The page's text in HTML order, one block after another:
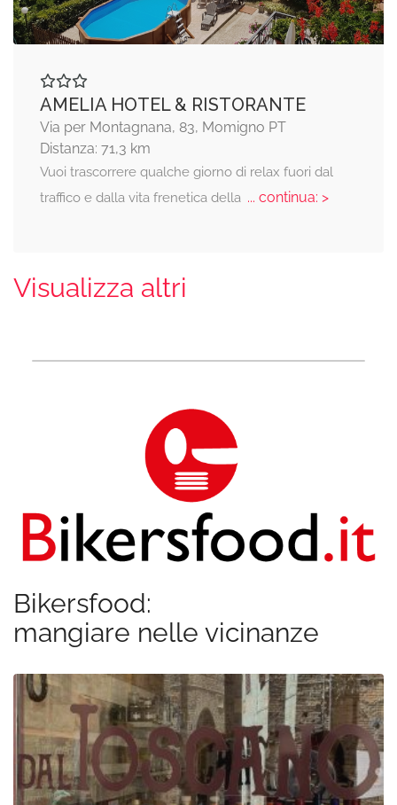
AMELIA HOTEL & RISTORANTE
Via per Montagnana, 83, Momigno PT
Distanza: 71,3 km
Vuoi trascorrere qualche giorno di relax fuori dal
traffico e dalla vita frenetica della... continua: >
Visualizza altri
Bikersfood:
mangiare nelle vicinanze